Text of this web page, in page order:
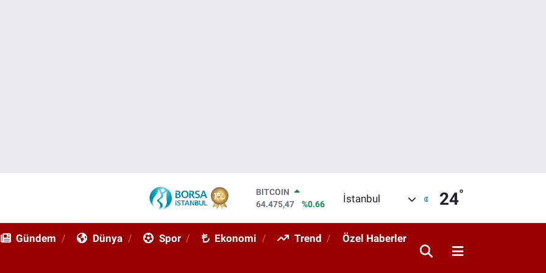
DOLAR
47,5971
%0.05
STERLİN
İstanbul 24°
Gündem Dünya Spor Ekonomi Trend Özel Haberler